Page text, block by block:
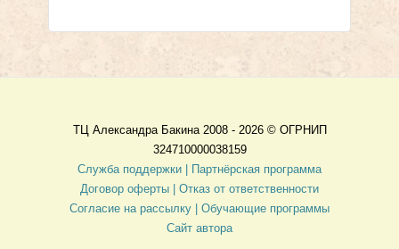
ТЦ Александра Бакина 2008 - 2026 © ОГРНИП
324710000038159
Служба поддержки |
Партнёрская программа
Договор оферты
| Отказ от ответственности
Согласие на рассылку | Обучающие программы
Сайт автора